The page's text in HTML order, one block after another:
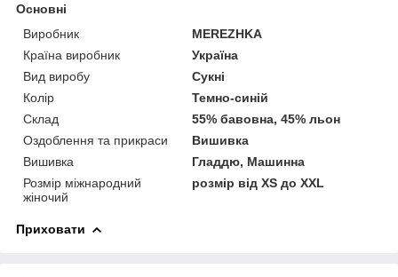
Основні
Виробник
MEREZHKA
Країна виробник
Україна
Вид виробу
Сукні
Колір
Темно-синій
Склад
55% бавовна, 45% льон
Оздоблення та прикраси
Вишивка
Вишивка
Гладдю, Машинна
Розмір міжнародний
жіночий
розмір від XS до XXL
Приховати